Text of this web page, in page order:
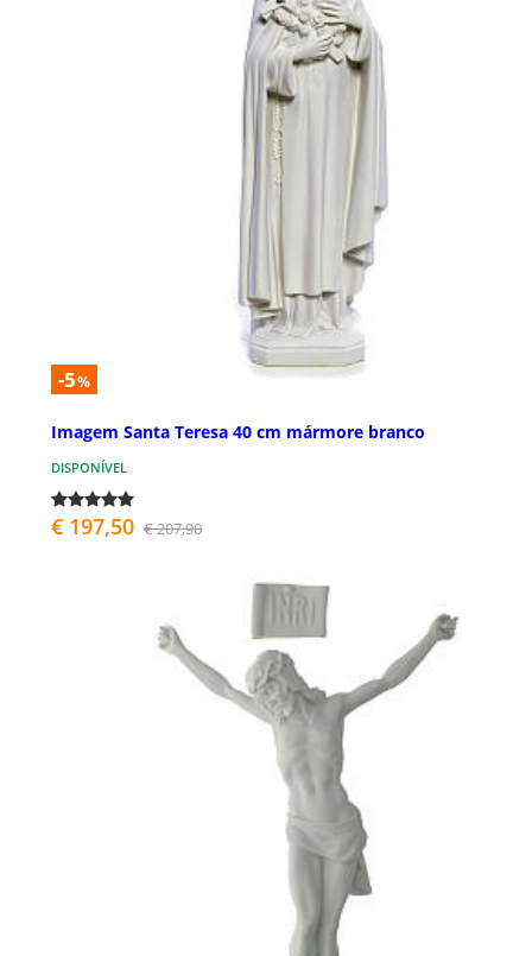
-5%
Imagem Santa Teresa 40 cm mármore branco
DISPONÍVEL
€ 197,50 € 207,90